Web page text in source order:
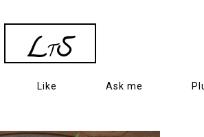
LTS
Like Ask me